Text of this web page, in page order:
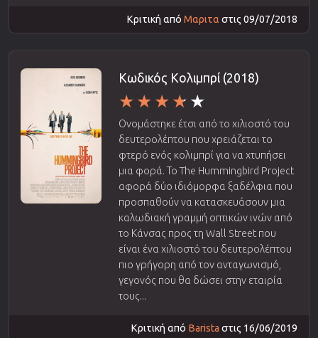
Κριτική από Μαριταστις 09/07/2018
Κωδικός Κολιμπρί (2018)
Ονομάστηκε έτσι από το χιλιοστό του
δευτερολέπτου που χρειάζεται το
φτερό ενός κολιμπρί για να χτυπήσει
μια φορά. Το The Hummingbird Project
αφορά δύο ιδιόμορφα ξαδέλφια που
προσπαθούν να κατασκευάσουν μια
καλωδιακή γραμμή οπτικών ινών από
το Κάνσας προς τη Wall Street που
είναι ένα χιλιοστό του δευτερολέπτου
πιο γρήγορη από τον ανταγωνισμό,
γεγονός που θα δώσει στην εταιρία
τους...
Κριτική από Barista στις 16/06/2019